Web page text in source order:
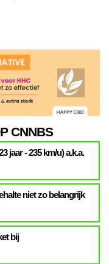
CNNBS
jaar - 235 km/u) a.k.a.
niet zo belangrijk
bij